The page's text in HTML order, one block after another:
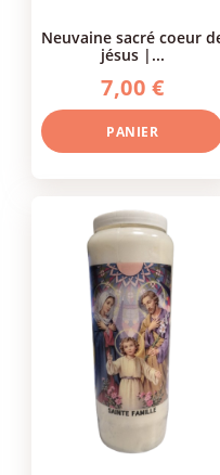
neuvaine sacré coeur de
jésus |...
7,00 €
PANIER